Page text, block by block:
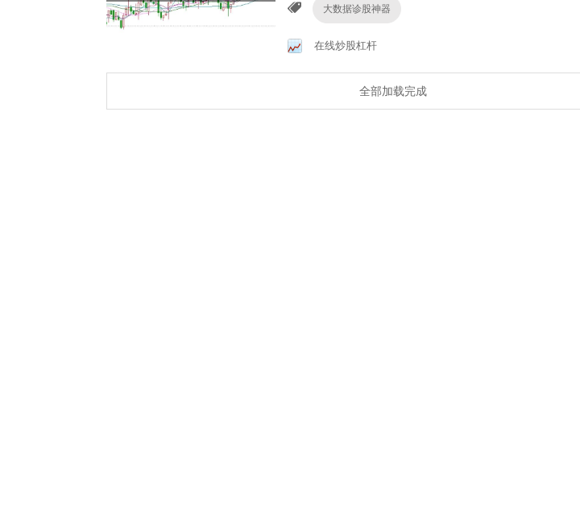
大数据诊股神器
在线炒股杠杆
全部加载完成